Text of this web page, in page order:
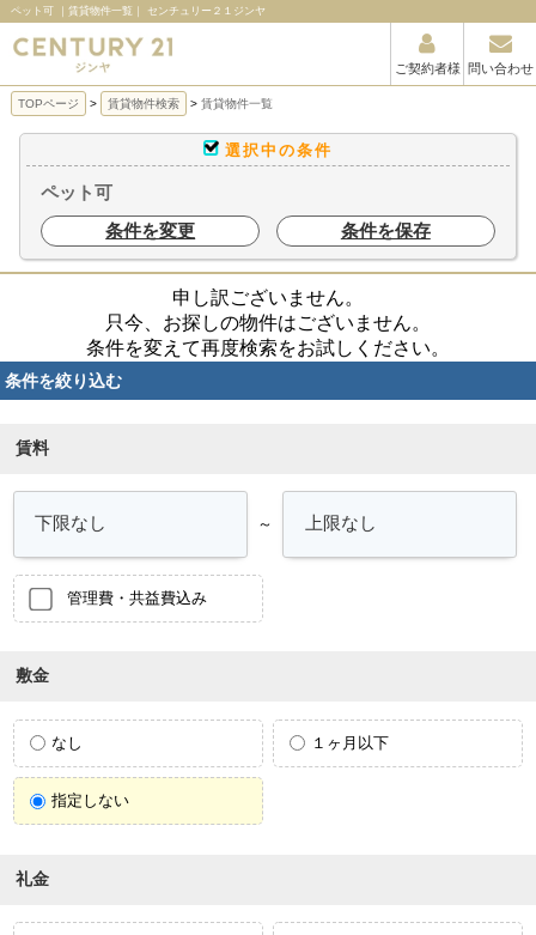
ペット可 ｜賃貸物件一覧｜ センチュリー２１ジンヤ
ご契約者様 問い合わせ
TOPページ 賃貸物件検索 賃貸物件一覧
選択中の条件
ペット可
条件を変更
条件を保存
申し訳ございません。
只今、お探しの物件はございません。
条件を変えて再度検索をお試しください。
条件を絞り込む
賃料
～
管理費・共益費込み
敷金
なし １ヶ月以下
指定しない
礼金